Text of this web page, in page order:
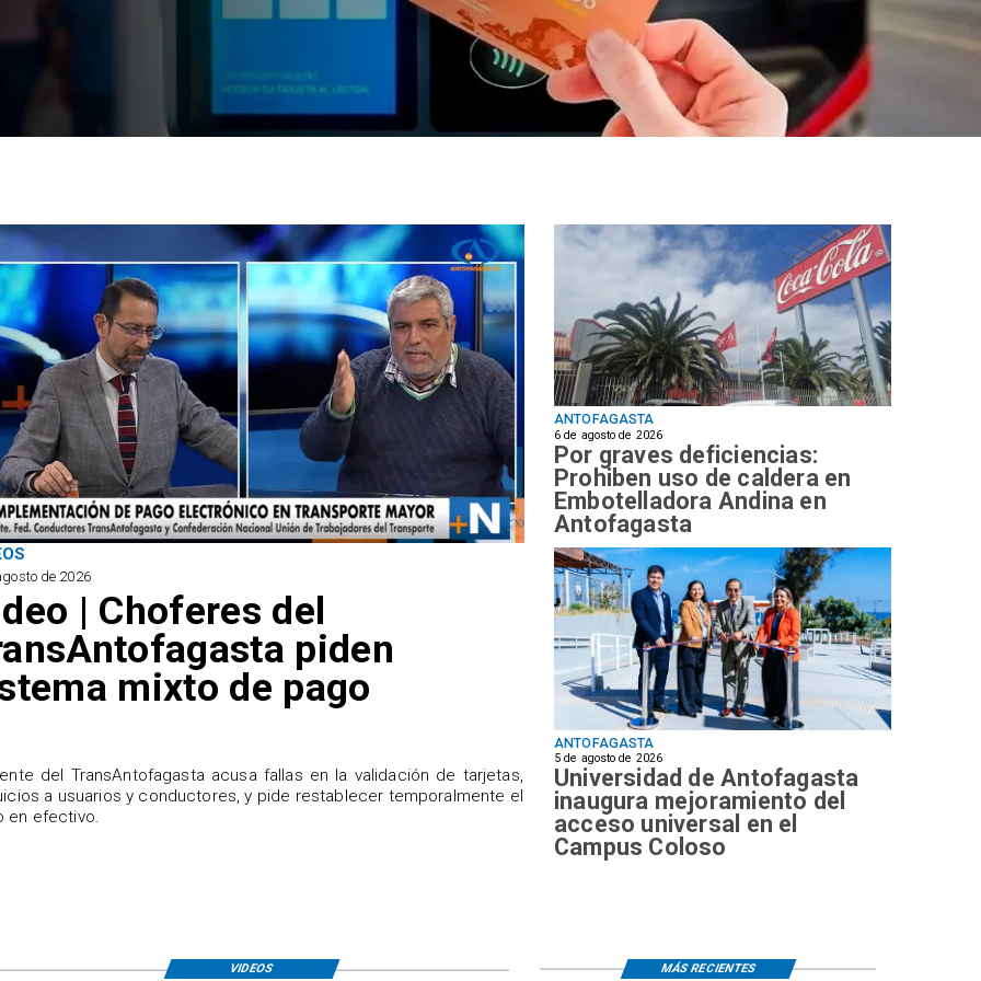
de 2026
| Choferes del
piden
mixto de pago
del TransAntofagasta acusa fallas en la validación de tarjetas,
a usuarios y conductores, y pide restablecer temporalmente el
en efectivo.
ANTOFAGASTA
6 de agosto de 2026
Por graves deficiencias:
Prohiben uso de caldera en
Embotelladora Andina en
Antofagasta
ANTOFAGASTA
5 de agosto de 2026
Universidad de Antofagasta
inaugura mejoramiento del
acceso universal en el
Campus Coloso
VIDEOS MÁS RECIENTES